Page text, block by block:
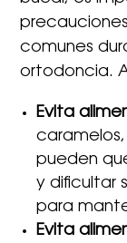
comunes
ortodoncia.
Evita
pueden
y dificultar
para
Evita